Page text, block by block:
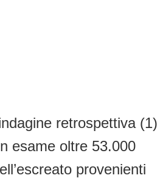
retrospettiva (1)
esame oltre 53.000
provenienti